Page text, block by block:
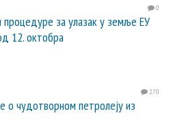
0
процедуре за улазак у земље ЕУ
12. октобра
270
о чудотворном петролеју из